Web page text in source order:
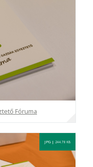
Fóruma
JPG | 244.78 KB